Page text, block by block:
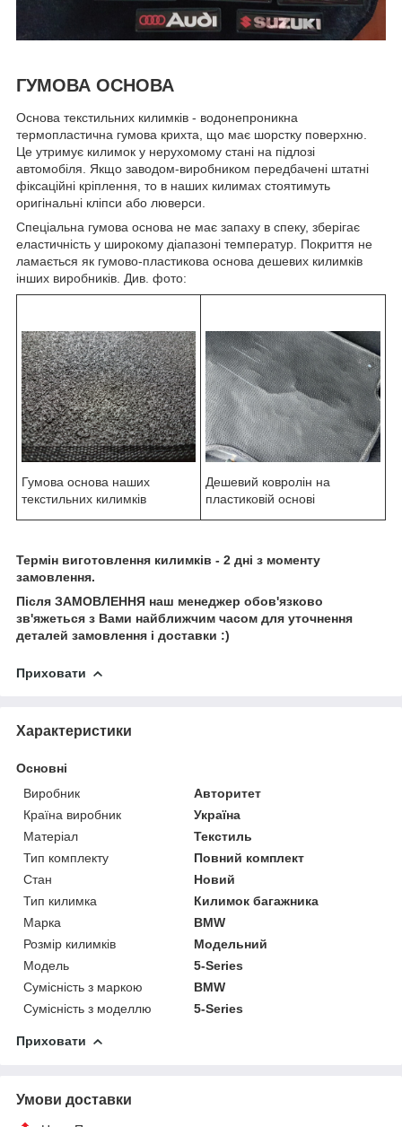
ГУМОВА ОСНОВА
Основа текстильних килимків - водонепроникна
термопластична гумова крихта, що має шорстку поверхню.
Це утримує килимок у нерухомому стані на підлозі
автомобіля. Якщо заводом-виробником передбачені штатні
фіксаційні кріплення, то в наших килимах стоятимуть
оригінальні кліпси або люверси.
Спеціальна гумова основа не має запаху в спеку, зберігає
еластичність у широкому діапазоні температур. Покриття не
ламається як гумово-пластикова основа дешевих килимків
інших виробників. Див. фото:
Гумова основа наших
текстильних килимків
Дешевий ковролін на
пластиковій основі
Термін виготовлення килимків - 2 дні з моменту
замовлення.
Після ЗАМОВЛЕННЯ наш менеджер обов'язково
зв'яжеться з Вами найближчим часом для уточнення
деталей замовлення і доставки :)
Приховати
Характеристики
Основні
Виробник
Авторитет
Країна виробник
Україна
Матеріал
Текстиль
Тип комплекту
Повний комплект
Стан
Новий
Тип килимка
Килимок багажника
Марка
BMW
Розмір килимків
Модельний
Модель
5-Series
Сумісність з маркою
BMW
Сумісність з моделлю
5-Series
Приховати
Умови доставки